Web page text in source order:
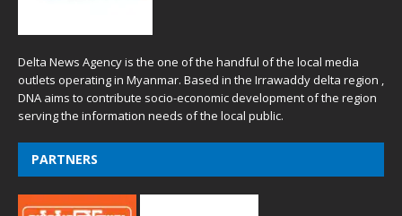
Delta News Agency is the one of the handful of the local media
outlets operating in Myanmar. Based in the Irrawaddy delta region ,
DNA aims to contribute socio-economic development of the region
serving the information needs of the local public.
PARTNERS